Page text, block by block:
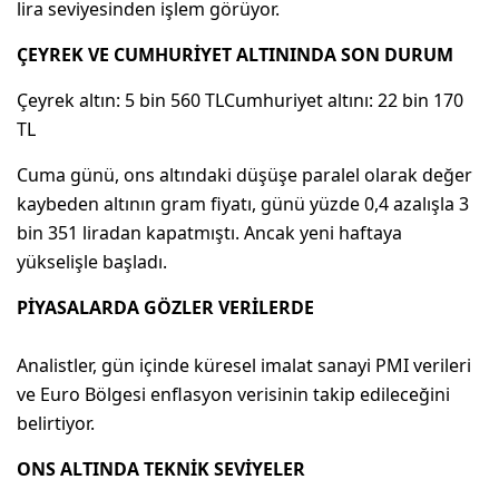
lira seviyesinden işlem görüyor.
ÇEYREK VE CUMHURİYET ALTININDA SON DURUM
Çeyrek altın: 5 bin 560 TLCumhuriyet altını: 22 bin 170
TL
Cuma günü, ons altındaki düşüşe paralel olarak değer
kaybeden altının gram fiyatı, günü yüzde 0,4 azalışla 3
bin 351 liradan kapatmıştı. Ancak yeni haftaya
yükselişle başladı.
PİYASALARDA GÖZLER VERİLERDE
Analistler, gün içinde küresel imalat sanayi PMI verileri
ve Euro Bölgesi enflasyon verisinin takip edileceğini
belirtiyor.
ONS ALTINDA TEKNİK SEVİYELER